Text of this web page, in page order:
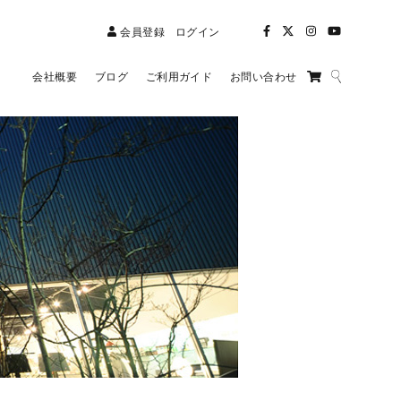
会員登録 ログイン
会社概要 ブログ ご利用ガイド お問い合わせ